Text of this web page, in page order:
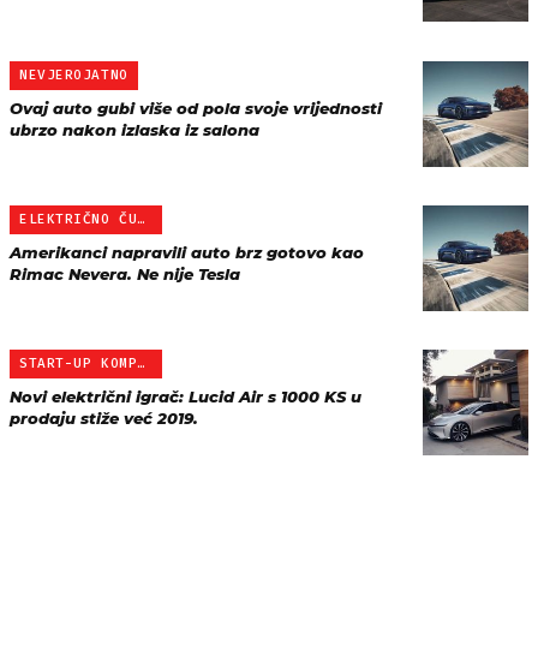
NEVJEROJATNO
Ovaj auto gubi više od pola svoje vrijednosti
ubrzo nakon izlaska iz salona
ELEKTRIČNO ČUDOVIŠTE
Amerikanci napravili auto brz gotovo kao
Rimac Nevera. Ne nije Tesla
START-UP KOMPANIJA
Novi električni igrač: Lucid Air s 1000 KS u
prodaju stiže već 2019.